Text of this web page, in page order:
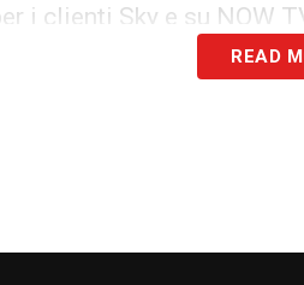
i clienti Sky e su NOW
READ